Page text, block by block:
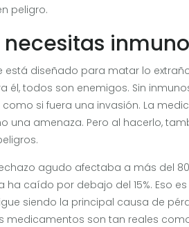
peligro.
necesitas
está diseñado para matar lo
él, todos son enemigos. Sin
si fuera una invasión. La
una amenaza. Pero al hacerlo,
agudo afectaba a más del
ha caído por debajo del 15%. Eso
siendo la principal causa de
medicamentos son tan reales